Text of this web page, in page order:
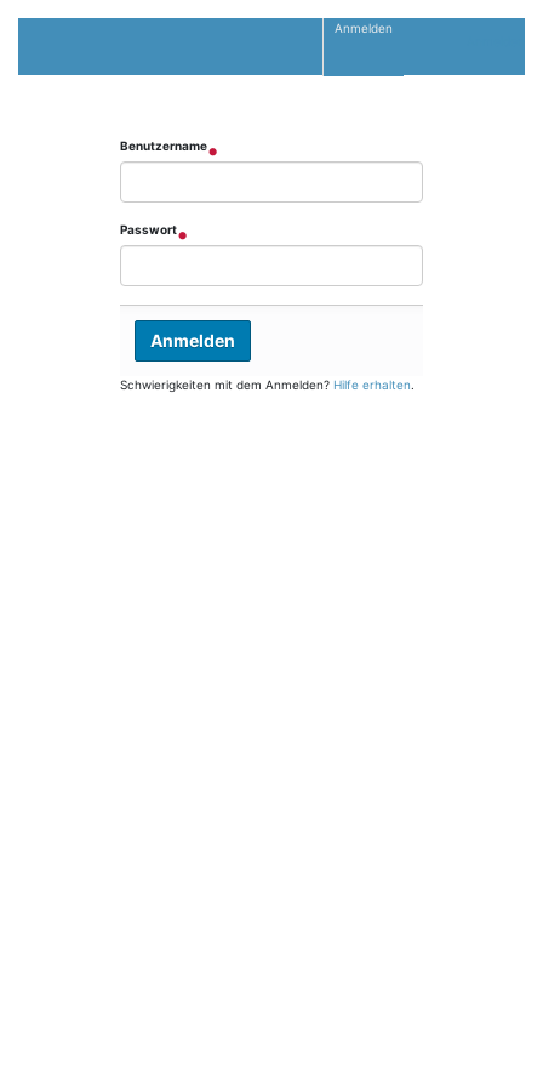
Anmelden
Benutzername
Passwort
Schwierigkeiten mit dem Anmelden? Hilfe erhalten.